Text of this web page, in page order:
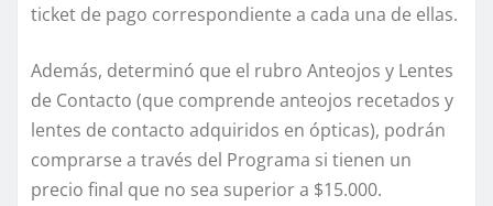
ticket de pago correspondiente a cada una de ellas.
Además, determinó que el rubro Anteojos y Lentes
de Contacto (que comprende anteojos recetados y
lentes de contacto adquiridos en ópticas), podrán
comprarse a través del Programa si tienen un
precio final que no sea superior a $15.000.